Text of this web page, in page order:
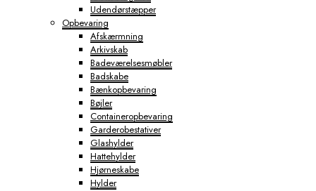
Udendørstæpper
Opbevaring
Afskærmning
Arkivskab
Badeværelsesmøbler
Badskabe
Bænkopbevaring
Bøjler
Containeropbevaring
Garderobestativer
Glashylder
Hattehylder
Hjørneskabe
Hylder